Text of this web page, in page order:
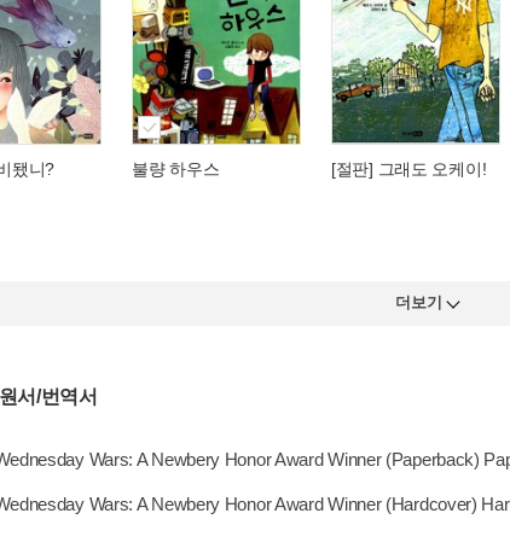
됐니? 불량 하우스 [절판] 그래도 오케이!
더보기
서/번역서
Wars: A Newbery Honor Award Winner (Paperback)
Wars: A Newbery Honor Award Winner (Hardcover)